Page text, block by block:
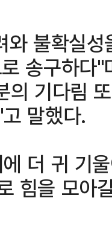
불확실
송구하다
의 기다림
말했다.
더 귀 기
힘을 모아